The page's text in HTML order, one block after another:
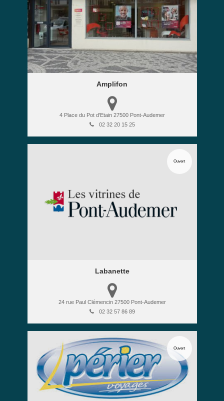
Amplifon
4 Place du Pot d'Etain 27500 Pont-Audemer
02 32 20 15 25
Labanette
24 rue Paul Clémencin 27500 Pont-Audemer
02 32 57 86 89
Ouvert
Ouvert